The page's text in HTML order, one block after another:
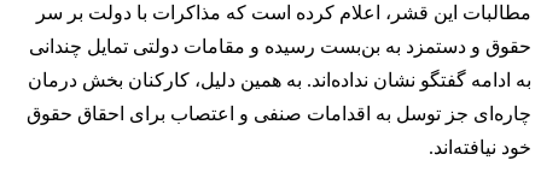
مطالبات این قشر، اعلام کرده است که مذاکرات با دولت بر سر
حقوق و دستمزد به بن‌بست رسیده و مقامات دولتی تمایل چندانی
به ادامه گفتگو نشان نداده‌اند. به همین دلیل، کارکنان بخش درمان
چاره‌ای جز توسل به اقدامات صنفی و اعتصاب برای احقاق حقوق
خود نیافته‌اند.